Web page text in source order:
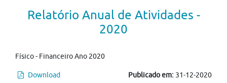
Relatório Anual de Atividades -
2020
Físico - Financeiro Ano 2020
Download Publicado em: 31-12-2020